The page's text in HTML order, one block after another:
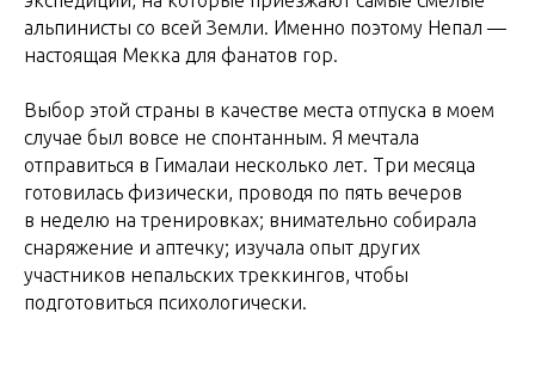
альпинисты со всей Земли. Именно поэтому Непал —
настоящая Мекка для фанатов гор.
Выбор этой страны в качестве места отпуска в моем
случае был вовсе не спонтанным. Я мечтала
отправиться в Гималаи несколько лет. Три месяца
готовилась физически, проводя по пять вечеров
в неделю на тренировках; внимательно собирала
снаряжение и аптечку; изучала опыт других
участников непальских треккингов, чтобы
подготовиться психологически.